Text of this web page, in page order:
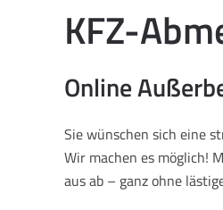
KFZ-
Online
Sie wünschen sich eine
Wir machen es möglich!
aus ab – ganz ohne